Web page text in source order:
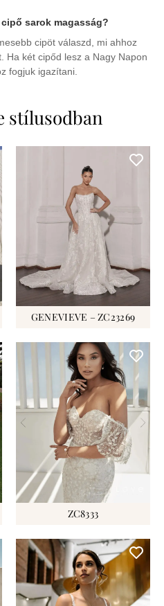
sarok magasság?
cipöt válaszd, mi ahhoz
Ha két cipőd lesz a Nagy Napon
fogjuk igazítani.
stílusodban
GENEVIEVE – ZC23269
ZC8333